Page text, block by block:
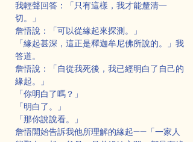
我輕聲回答：「只有這樣，我才能釐清一
切。」
詹悟說：「可以從緣起來探測。」
「緣起甚深，這正是釋迦牟尼佛所說的。」我
答道。
詹悟說：「自從我死後，我已經明白了自己的
緣起。」
「你明白了嗎？」
「明白了。」
「那你說說看。」
詹悟開始告訴我他所理解的緣起——「一家人